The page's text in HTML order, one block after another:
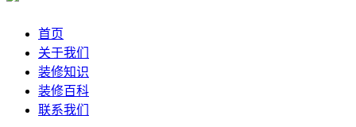
首页
关于我们
装修知识
装修百科
联系我们